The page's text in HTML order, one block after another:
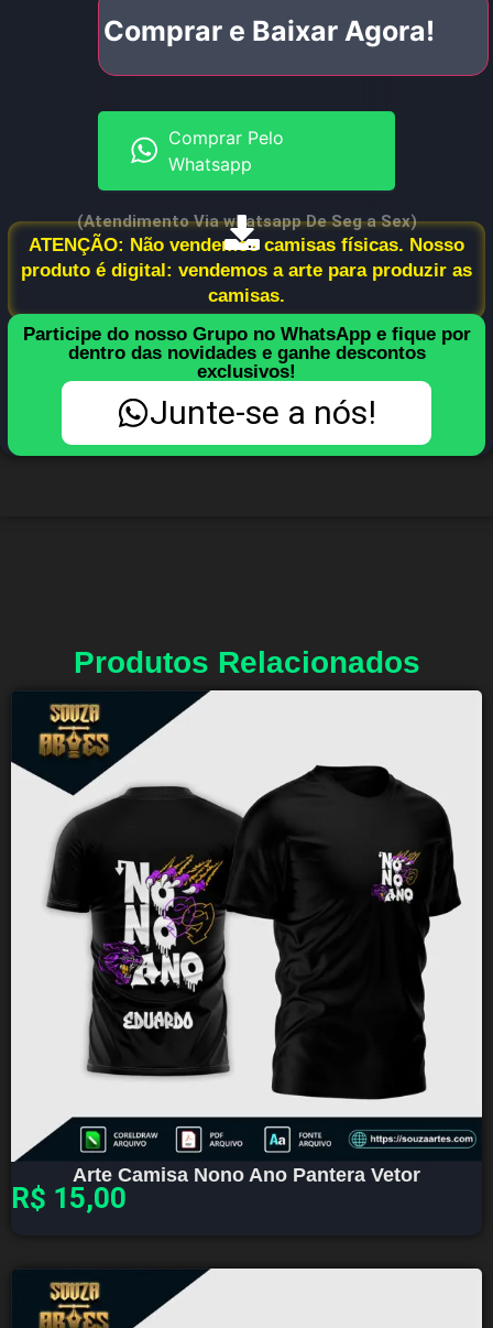
Comprar e Baixar Agora!
Comprar Pelo
Whatsapp
(Atendimento Via whatsapp De Seg a Sex)
ATENÇÃO: Não vendemos camisas físicas. Nosso
produto é digital: vendemos a arte para produzir as
camisas.
Participe do nosso Grupo no WhatsApp e fique por
dentro das novidades e ganhe descontos
exclusivos!
Junte-se a nós!
Produtos Relacionados
Arte Camisa Nono Ano Pantera Vetor
R$ 15,00